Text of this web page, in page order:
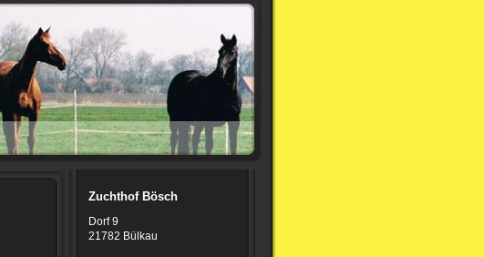
Zuchthof Bösch
Dorf 9
21782 Bülkau